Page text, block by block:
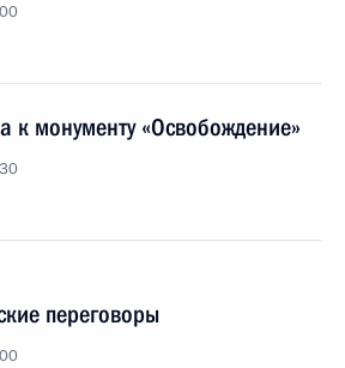
к монументу «Освобождение»
переговоры